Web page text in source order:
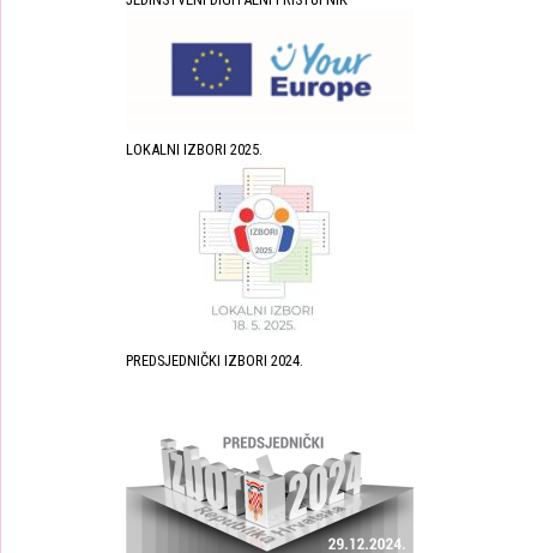
LOKALNI IZBORI 2025.
PREDSJEDNIČKI IZBORI 2024.